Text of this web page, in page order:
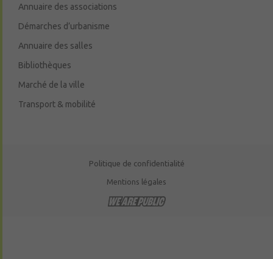
Annuaire des associations
Démarches d’urbanisme
Annuaire des salles
Bibliothèques
Marché de la ville
Transport & mobilité
Politique de confidentialité
Mentions légales